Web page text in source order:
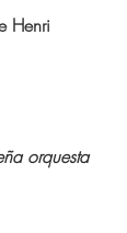
Henri
orquesta